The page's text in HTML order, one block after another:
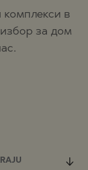
комплекси в
за дом